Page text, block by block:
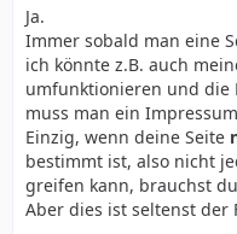
Ja.
Immer sobald man eine
ich könnte z.B. auch
umfunktionieren und die
muss man ein
Einzig, wenn deine Seite
bestimmt ist, also nicht
greifen kann, brauchst
Aber dies ist seltenst der